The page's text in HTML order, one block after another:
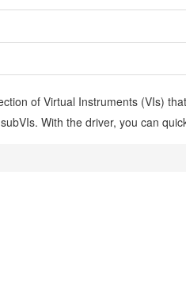
of Virtual Instruments (VIs)
With the driver, you can